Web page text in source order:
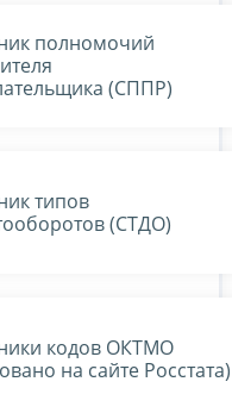
полномочий
(СППР)
типов
(СТДО)
кодов ОКТМО
на сайте Росстата)